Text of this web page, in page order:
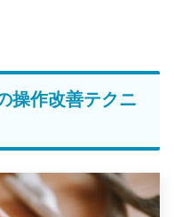
操作改善テクニ